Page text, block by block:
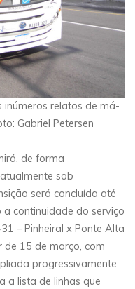
inúmeros relatos de má-
Gabriel Petersen
de forma
sob
será concluída até
continuidade do serviço
– Pinheiral x Ponte Alta
15 de março, com
progressivamente
a lista de linhas que